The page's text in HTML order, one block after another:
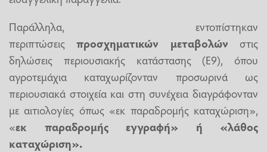
Παράλληλα, εντοπίστηκαν
περιπτώσειςπροσχηματικών μεταβολών στις
δηλώσεις περιουσιακής κατάστασης (Ε9), όπου
αγροτεμάχια καταχωρίζονταν προσωρινά ως
περιουσιακά στοιχεία και στη συνέχεια διαγράφονταν
με αιτιολογίες όπως «εκ παραδρομής καταχώριση»,
«εκ παραδρομής εγγραφή» ή «λάθος
καταχώριση».